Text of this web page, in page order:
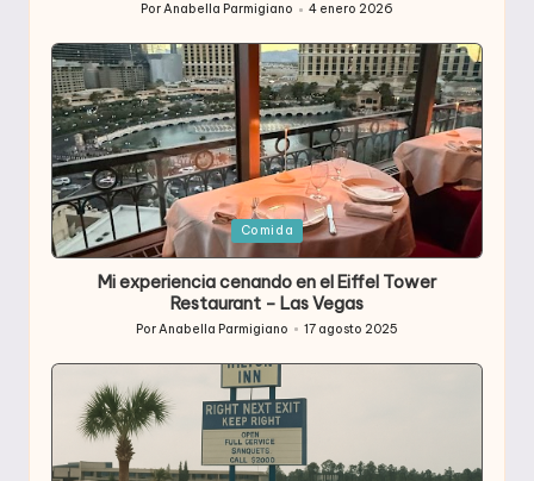
por
PorAnabella Parmigiano 4 enero 2026
Publicada
en
Comida
Mi experiencia cenando en el Eiffel Tower
Restaurant – Las Vegas
Publicado
PorAnabella Parmigiano 17 agosto 2025